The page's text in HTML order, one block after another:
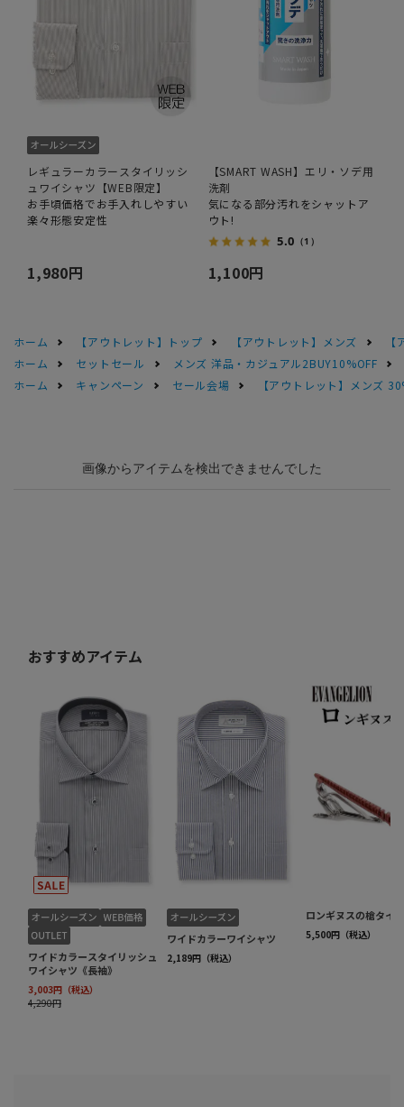
レギュラーカラースタイリッシ
ュワイシャツ【WEB限定】
お手頃価格でお手入れしやすい
楽々形態安定性
1,980円
【SMART WASH】エリ・ソデ用
洗剤
気になる部分汚れをシャットア
ウト!
5.0 （1）
1,100円
ホーム 【アウトレット】トップ 【アウトレット】メンズ
ホーム
セットセール
メンズ 洋品・カジュアル2BUY10%OFF
ホーム
キャンペーン セール会場 【アウトレット】メンズ